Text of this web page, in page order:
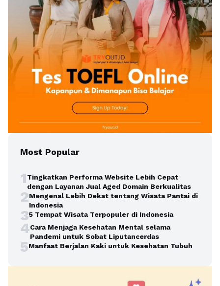
Most Popular
1Tingkatkan Performa Website Lebih Cepat
dengan Layanan Jual Aged Domain Berkualitas
2Mengenal Lebih Dekat tentang Wisata Pantai di
Indonesia
35 Tempat Wisata Terpopuler di Indonesia
4Cara Menjaga Kesehatan Mental selama
Pandemi untuk Sobat Liputancerdas
5Manfaat Berjalan Kaki untuk Kesehatan Tubuh